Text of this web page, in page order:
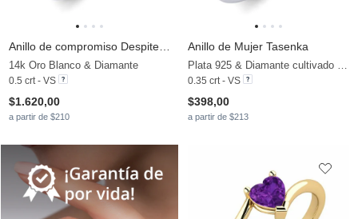
14k Oro Blanco & Diamante
0.5 crt - VS
$1.620,00
a partir de $210
Anillo de Mujer Tasenka
Plata 925 & Diamante cultivado en laboratorio
0.35 crt - VS
$398,00
a partir de $213